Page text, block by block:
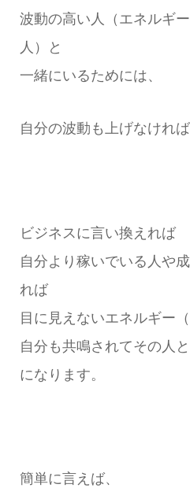
波動の高い人（エネルギ
人）と
一緒にいるためには、
自分の波動も上げなけれ
ビジネスに言い換えれば
自分より稼いでいる人や
れば
目に見えないエネルギー
自分も共鳴されてその人
になります。
簡単に言えば、